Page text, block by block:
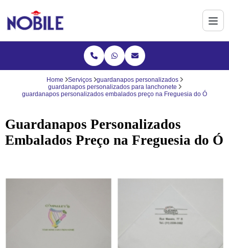
Home Serviços
guardanapos personalizados
guardanapos personalizados para lanchonete
guardanapos personalizados embalados preço na Freguesia do Ó
Guardanapos Personalizados
Embalados Preço na Freguesia do Ó